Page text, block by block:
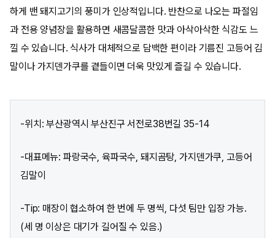
하게 밴 돼지고기의 풍미가 인상적입니다. 반찬으로 나오는 파절임
과 전용 양념장을 활용하면 새콤달콤한 맛과 아삭아삭한 식감도 느
낄 수 있습니다. 식사가 대체적으로 담백한 편이라 기름진 고등어 김
말이나 가지덴가쿠를 곁들이면 더욱 맛있게 즐길 수 있습니다.
-위치: 부산광역시 부산진구 서전로38번길 35-14
-대표메뉴: 파랑국수, 육파국수, 돼지곰탕, 가지덴가쿠, 고등어
김말이
-Tip: 매장이 협소하여 한 번에 두 명씩, 다섯 팀만 입장 가능.
(세 명 이상은 대기가 길어질 수 있음.)​